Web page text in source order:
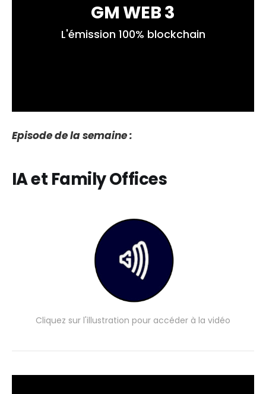
GM WEB 3
L'émission 100% blockchain
Episode de la semaine :
IA et Family Offices
Cliquez sur l'illustration pour accéder à la vidéo